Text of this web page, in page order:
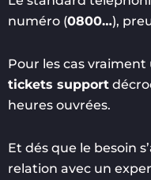
numéro (0800…),
Pour les cas vraiment
tickets support
heures ouvrées.
Et dés que le besoin
relation avec un